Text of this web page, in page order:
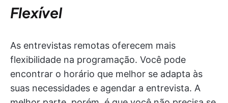
Flexível
As entrevistas remotas oferecem mais
flexibilidade na programação. Você pode
encontrar o horário que melhor se adapta às
suas necessidades e agendar a entrevista. A